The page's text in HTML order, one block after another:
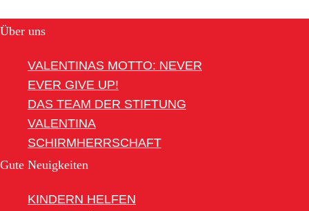
Über uns
VALENTINAS MOTTO: NEVER
EVER GIVE UP!
DAS TEAM DER STIFTUNG
VALENTINA
SCHIRMHERRSCHAFT
Gute Neuigkeiten
KINDERN HELFEN